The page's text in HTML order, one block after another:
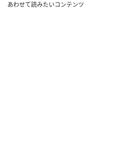
あわせて読みたいコンテンツ